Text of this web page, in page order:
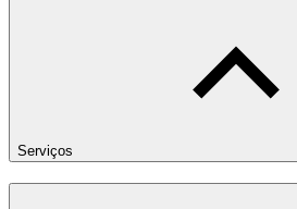
Serviços